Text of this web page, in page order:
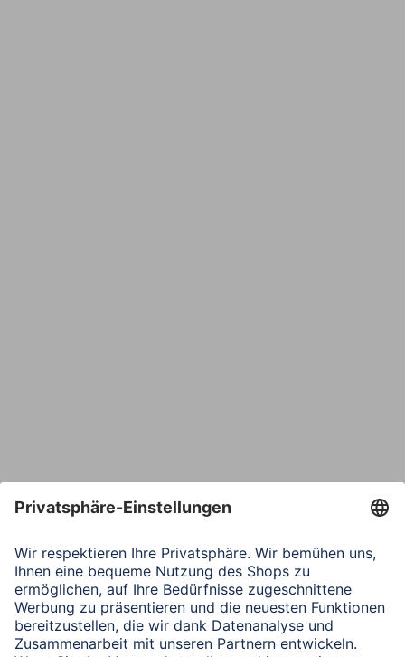
Verbleibende Zeichen: 1000/ 1000